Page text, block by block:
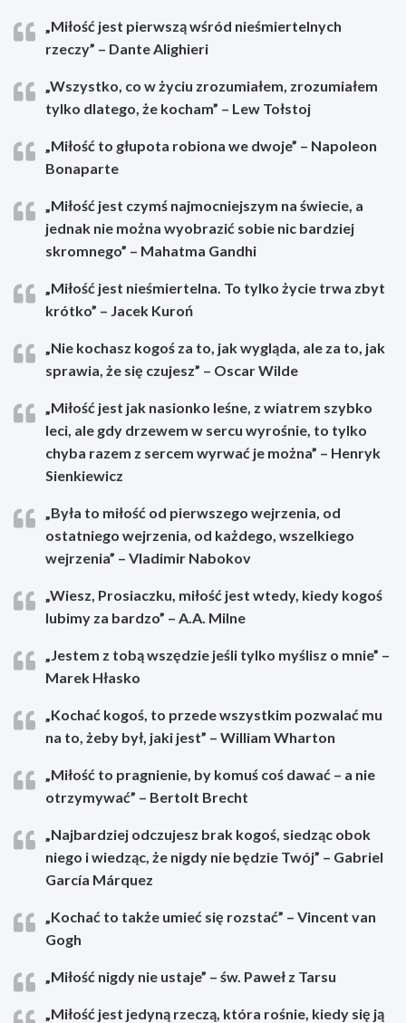
„Miłość jest pierwszą wśród nieśmiertelnych
rzeczy” – Dante Alighieri
„Wszystko, co w życiu zrozumiałem, zrozumiałem
tylko dlatego, że kocham” – Lew Tołstoj
„Miłość to głupota robiona we dwoje” – Napoleon
Bonaparte
„Miłość jest czymś najmocniejszym na świecie, a
jednak nie można wyobrazić sobie nic bardziej
skromnego” – Mahatma Gandhi
„Miłość jest nieśmiertelna. To tylko życie trwa zbyt
krótko” – Jacek Kuroń
„Nie kochasz kogoś za to, jak wygląda, ale za to, jak
sprawia, że się czujesz” – Oscar Wilde
„Miłość jest jak nasionko leśne, z wiatrem szybko
leci, ale gdy drzewem w sercu wyrośnie, to tylko
chyba razem z sercem wyrwać je można” – Henryk
Sienkiewicz
„Była to miłość od pierwszego wejrzenia, od
ostatniego wejrzenia, od każdego, wszelkiego
wejrzenia” – Vladimir Nabokov
„Wiesz, Prosiaczku, miłość jest wtedy, kiedy kogoś
lubimy za bardzo” – A.A. Milne
„Jestem z tobą wszędzie jeśli tylko myślisz o mnie” –
Marek Hłasko
„Kochać kogoś, to przede wszystkim pozwalać mu
na to, żeby był, jaki jest” – William Wharton
„Miłość to pragnienie, by komuś coś dawać – a nie
otrzymywać” – Bertolt Brecht
„Najbardziej odczujesz brak kogoś, siedząc obok
niego i wiedząc, że nigdy nie będzie Twój” – Gabriel
García Márquez
„Kochać to także umieć się rozstać” – Vincent van
Gogh
„Miłość nigdy nie ustaje” – św. Paweł z Tarsu
„Miłość jest jedyną rzeczą, która rośnie, kiedy się ją